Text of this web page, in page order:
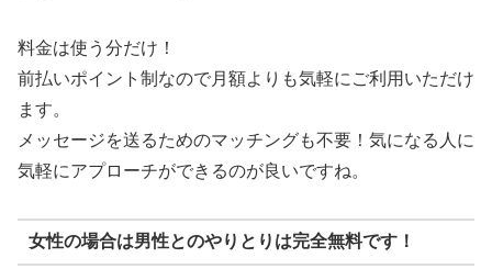
料金は使う分だけ！
前払いポイント制なので月額よりも気軽にご利用いただけ
ます。
メッセージを送るためのマッチングも不要！気になる人に
気軽にアプローチができるのが良いですね。
女性の場合は男性とのやりとりは完全無料です！